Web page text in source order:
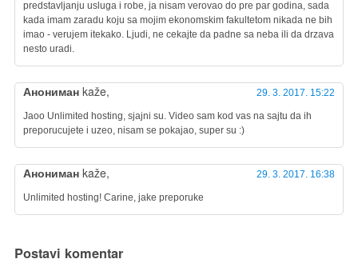
predstavljanju usluga i robe, ja nisam verovao do pre par godina, sada
kada imam zaradu koju sa mojim ekonomskim fakultetom nikada ne bih
imao - verujem itekako. Ljudi, ne cekajte da padne sa neba ili da drzava
nesto uradi.
Анониман kaže, 29. 3. 2017. 15:22
Jaoo Unlimited hosting, sjajni su. Video sam kod vas na sajtu da ih
preporucujete i uzeo, nisam se pokajao, super su :)
Анониман kaže, 29. 3. 2017. 16:38
Unlimited hosting! Carine, jake preporuke
Postavi komentar